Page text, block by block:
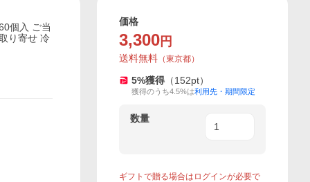
個入 ご当
り寄せ 冷
価格
3,300 円
送料無料 （東京都）
5%獲得 （152pt）
獲得のうち4.5%は利用先・期間限定
数量
ギフトで贈る場合はログインが必要で